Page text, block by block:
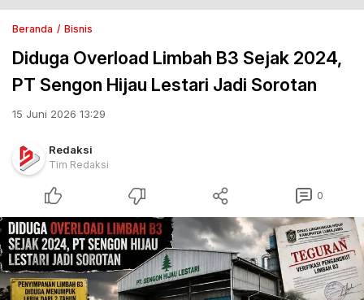
Beranda Bisnis
Diduga Overload Limbah B3 Sejak 2024,
PT Sengon Hijau Lestari Jadi Sorotan
15 Juni 2026 13:29
Redaksi
Tim Redaksi
0